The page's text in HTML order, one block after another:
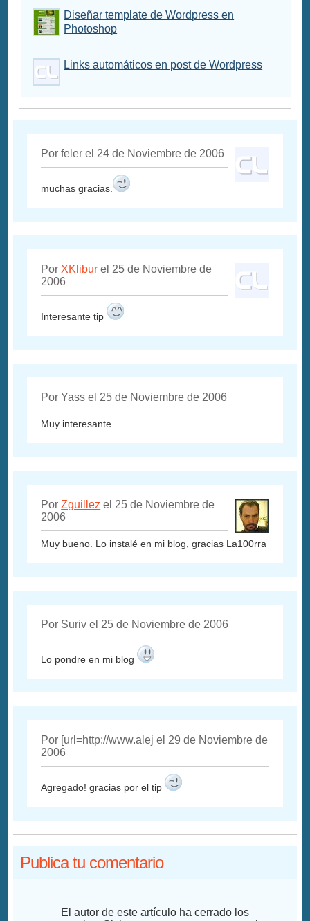
Diseñar template de Wordpress en
Photoshop
Links automáticos en post de Wordpress
Por feler el 24 de Noviembre de 2006
muchas gracias.
Por XKlibur el 25 de Noviembre de
2006
Interesante tip
Por Yass el 25 de Noviembre de 2006
Muy interesante.
PorZguillez el 25 de Noviembre de
2006
Muy bueno. Lo instalé en mi blog, gracias La100rra
Por Suriv el 25 de Noviembre de 2006
Lo pondre en mi blog
Por [url=http://www.alej el 29 de Noviembre de
2006
Agregado! gracias por el tip
Publica tu comentario
El autor de este artículo ha cerrado los